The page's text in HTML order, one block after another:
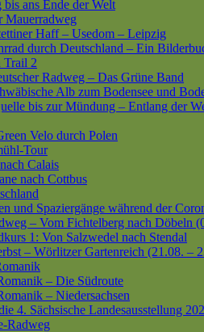
ans Ende der Welt
Mauerradweg
Haff – Usedom – Leipzig
durch Deutschland – Ein
Trail 2
Radweg – Das Grüne Band
Alb zum Bodensee und
bis zur Mündung – Entlang der
Velo durch Polen
Tour
Calais
nach Cottbus
und Spaziergänge während der
– Vom Fichtelberg nach Döbeln
1: Von Salzwedel nach Stendal
– Wörlitzer Gartenreich (21.08. –
– Die Südroute
– Niedersachsen
4. Sächsische Landesausstellung
Radweg